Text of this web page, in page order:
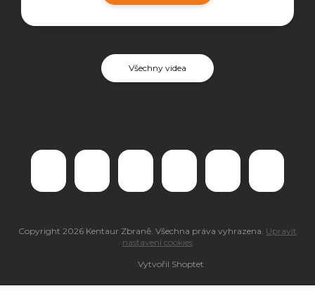
Všechny videa
Vytvořil Shoptet
Copyright 2026 Kentaur Zbraně . Všechna práva vyhrazena. Upravit
nastavení cookies